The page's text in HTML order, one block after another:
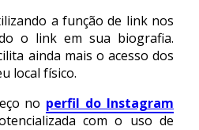
a função de link nos
o link em sua biografia.
ainda mais o acesso dos
local físico.
no perfil do Instagram
com o uso de